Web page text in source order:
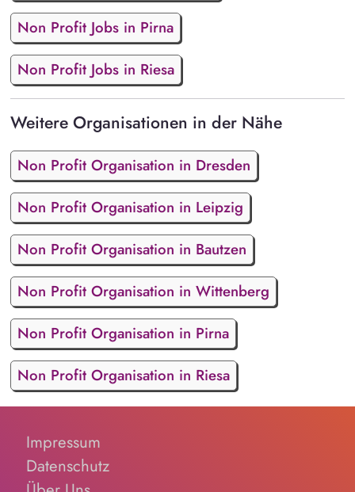
Non Profit Jobs in Pirna
Non Profit Jobs in Riesa
Weitere Organisationen in der Nähe
Non Profit Organisation in Dresden
Non Profit Organisation in Leipzig
Non Profit Organisation in Bautzen
Non Profit Organisation in Wittenberg
Non Profit Organisation in Pirna
Non Profit Organisation in Riesa
Impressum
Datenschutz